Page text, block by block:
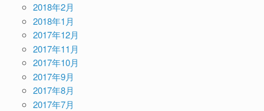
2018年2月
2018年1月
2017年12月
2017年11月
2017年10月
2017年9月
2017年8月
2017年7月